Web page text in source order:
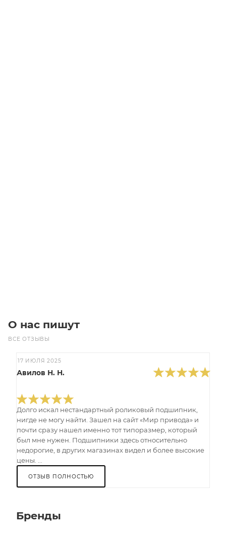
О нас пишут
ВСЕ ОТЗЫВЫ
17 ИЮЛЯ 2025
Авилов Н. Н.
Долго искал нестандартный роликовый подшипник,
нигде не могу найти. Зашел на сайт «Мир привода» и
почти сразу нашел именно тот типоразмер, который
был мне нужен. Подшипники здесь относительно
недорогие, в других магазинах видел и более высокие
цены. ...
ОТЗЫВ ПОЛНОСТЬЮ
Бренды